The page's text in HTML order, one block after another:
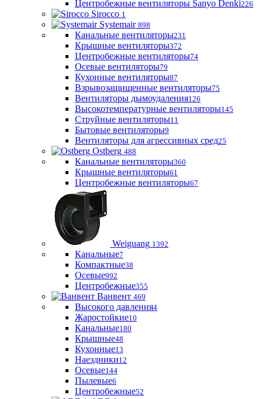
Центробежные вентиляторы Sanyo Denki226
Sirocco 1
Systemair 898
Канальные вентиляторы231
Крышные вентиляторы372
Центробежные вентиляторы74
Осевые вентиляторы79
Кухонные вентиляторы87
Взрывозащищенные вентиляторы75
Вентиляторы дымоудаления126
Высокотемпературные вентиляторы145
Струйные вентиляторы11
Бытовые вентиляторы9
Вентиляторы для агрессивных сред25
Ostberg 488
Канальные вентиляторы360
Крышные вентиляторы61
Центробежные вентиляторы67
Weiguang 1392
Канальные7
Компактные38
Осевые992
Центробежные355
Ванвент 469
Высокого давления4
Жаростойкие10
Канальные180
Крышные48
Кухонные13
Наездники12
Осевые144
Пылевые6
Центробежные52